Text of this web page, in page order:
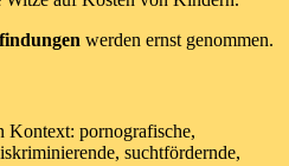
werden ernst genommen.
Kontext: pornografische,
suchtfördernde,